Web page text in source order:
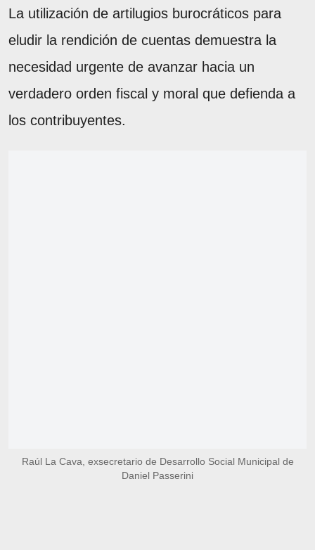
La utilización de artilugios burocráticos para
eludir la rendición de cuentas demuestra la
necesidad urgente de avanzar hacia un
verdadero orden fiscal y moral que defienda a
los contribuyentes.
Raúl La Cava, exsecretario de Desarrollo Social Municipal de
Daniel Passerini